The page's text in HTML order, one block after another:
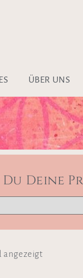
ÜBER UNS
Deine
angezeigt